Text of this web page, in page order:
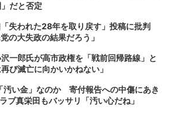
だと否定
失われた28年を取り戻す」投稿に批判
の大失政の結果だろう」
一郎氏が高市政権を「戦前回帰路線」と
び滅亡に向かいかねない」
汚い金」なのか 寄付報告への中傷にあき
ブ真栄田もバッサリ「汚い心だね」